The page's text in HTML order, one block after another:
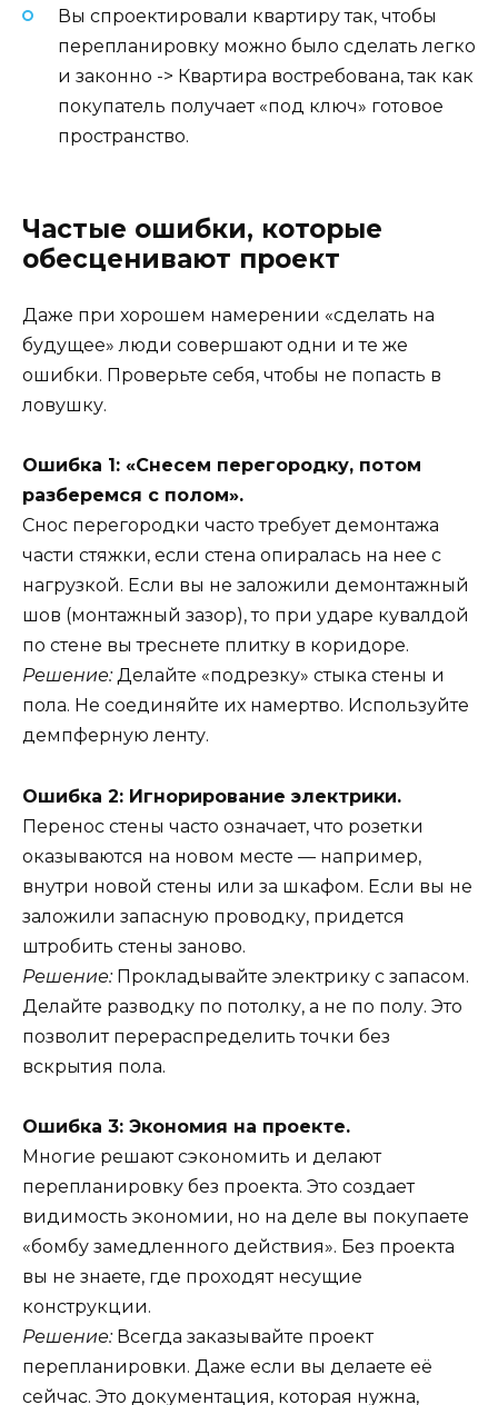
Вы спроектировали квартиру так, чтобы
перепланировку можно было сделать легко
и законно -> Квартира востребована, так как
покупатель получает «под ключ» готовое
пространство.
Частые ошибки, которые
обесценивают проект
Даже при хорошем намерении «сделать на
будущее» люди совершают одни и те же
ошибки. Проверьте себя, чтобы не попасть в
ловушку.
Ошибка 1: «Снесем перегородку, потом
разберемся с полом».
Снос перегородки часто требует демонтажа
части стяжки, если стена опиралась на нее с
нагрузкой. Если вы не заложили демонтажный
шов (монтажный зазор), то при ударе кувалдой
по стене вы треснете плитку в коридоре.
Решение:Делайте «подрезку» стыка стены и
пола. Не соединяйте их намертво. Используйте
демпферную ленту.
Ошибка 2: Игнорирование электрики.
Перенос стены часто означает, что розетки
оказываются на новом месте — например,
внутри новой стены или за шкафом. Если вы не
заложили запасную проводку, придется
штробить стены заново.
Решение:Прокладывайте электрику с запасом.
Делайте разводку по потолку, а не по полу. Это
позволит перераспределить точки без
вскрытия пола.
Ошибка 3: Экономия на проекте.
Многие решают сэкономить и делают
перепланировку без проекта. Это создает
видимость экономии, но на деле вы покупаете
«бомбу замедленного действия». Без проекта
вы не знаете, где проходят несущие
конструкции.
Решение:Всегда заказывайте проект
перепланировки. Даже если вы делаете её
сейчас. Это документация, которая нужна,